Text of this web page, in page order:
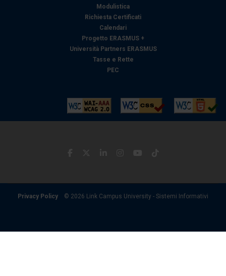
Modulistica
Richiesta Certificati
Calendari
Progetto ERASMUS +
Università Partners ERASMUS
Tasse e Rette
PEC
Privacy Policy © 2026 Link Campus University - Sistemi Informativi